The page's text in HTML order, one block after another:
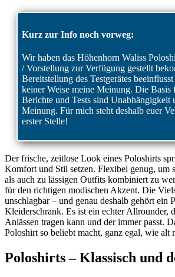
Kurz zur Info noch vorweg:
Wir haben das Höhenhorn Waliss
/ Vorstellung zur Verfügung gestellt
Bereitstellung des Testgerätes
keiner Weise meine Meinung. Die Basis
Berichte und Tests sind Unabhängigkeit
Meinung. Für mich steht deshalb euer
erster Stelle!
Der frische, zeitlose Look eines Poloshirts
Komfort und Stil setzen. Flexibel genug, um
als auch zu lässigen Outfits kombiniert zu
für den richtigen modischen Akzent. Die
unschlagbar – und genau deshalb gehört ein
Kleiderschrank. Es ist ein echter Allrounder,
Anlässen tragen kann und der immer passt.
Poloshirt so beliebt macht, ganz egal, wie alt
Poloshirts – Klassisch und